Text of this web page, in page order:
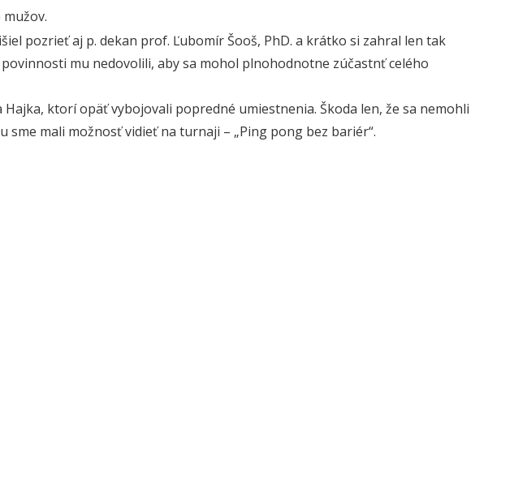
pozrieť aj p. dekan prof. Ľubomír Šooš, PhD. a krátko si zahral len tak
mu nedovolili, aby sa mohol plnohodnotne zúčastnť celého
ktorí opäť vybojovali popredné umiestnenia. Škoda len, že sa nemohli
mali možnosť vidieť na turnaji – „Ping pong bez bariér“.